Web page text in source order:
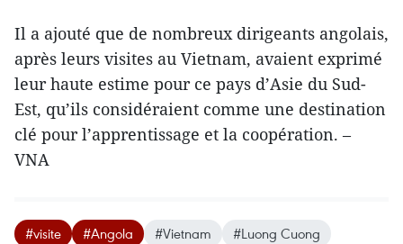
Il a ajouté que de nombreux dirigeants angolais,
après leurs visites au Vietnam, avaient exprimé
leur haute estime pour ce pays d’Asie du Sud-
Est, qu’ils considéraient comme une destination
clé pour l’apprentissage et la coopération. –
VNA
#visite #Angola #Vietnam
#Luong Cuong